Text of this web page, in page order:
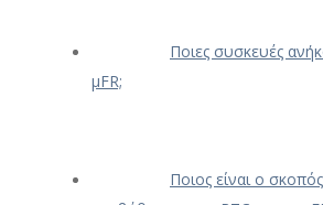
Ποιες συσκευές
μFR;
Ποιος είναι ο